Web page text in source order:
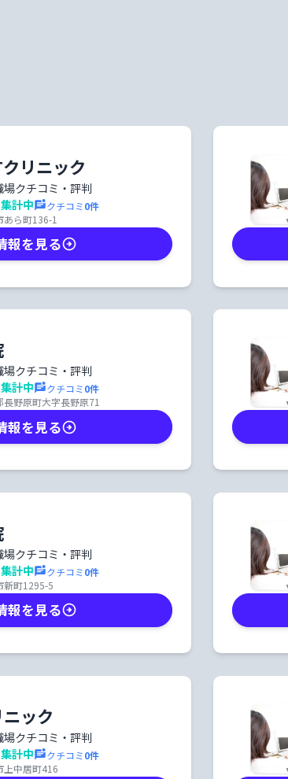
リニック
クチコミ・評判
集計中
クチコミ0件
あら町136-1
報を見る
クチコミ・評判
集計中
クチコミ0件
野原町大字長野原71
報を見る
クチコミ・評判
集計中
クチコミ0件
新町1295-5
報を見る
ック
クチコミ・評判
集計中
クチコミ0件
上中居町416